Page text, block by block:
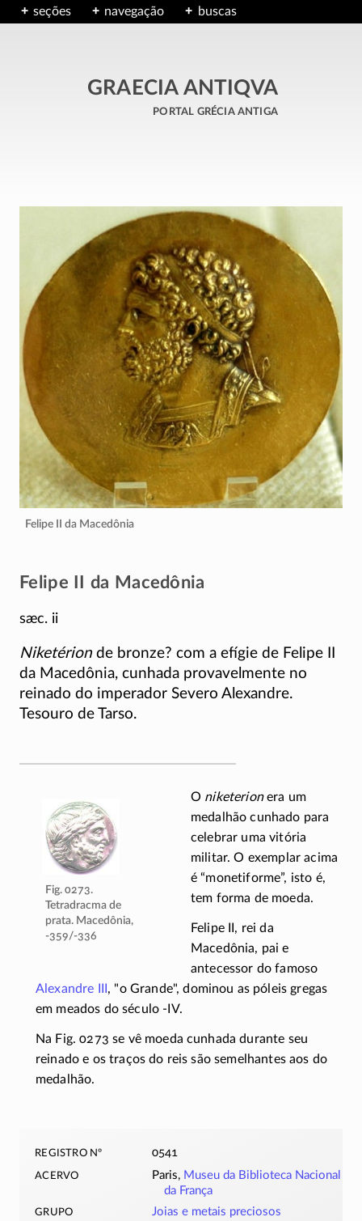
seções navegação buscas
GRAECIA ANTIQVA
portal grécia antiga
Felipe II da Macedônia
Felipe II da Macedônia
sæc. ii
Niketérionde bronze? com a efígie de Felipe II
da Macedônia, cunhada provavelmente no
reinado do imperador Severo Alexandre.
Tesouro de Tarso.
Fig. 0273.
Tetradracma de
prata. Macedônia,
-359/-336
O niketerionera um
medalhão cunhado para
celebrar uma vitória
militar. O exemplar acima
é “monetiforme”, isto é,
tem forma de moeda.
Felipe II, rei da
Macedônia, pai e
antecessor do famoso
Alexandre III , o Grande , dominou as póleis gregas
em meados do século -IV.
Na Fig. 0273 se vê moeda cunhada durante seu
reinado e os traços do reis são semelhantes aos do
medalhão.
registro nº 0541
acervo Paris, Museu da Biblioteca Nacional
da França
grupo Joias e metais preciosos